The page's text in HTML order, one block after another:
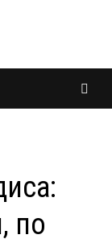
по